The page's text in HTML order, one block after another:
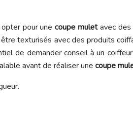
opter pour unecoupe muletavec
texturisés avec des produits
de demander conseil à un
avant de réaliser une coupe